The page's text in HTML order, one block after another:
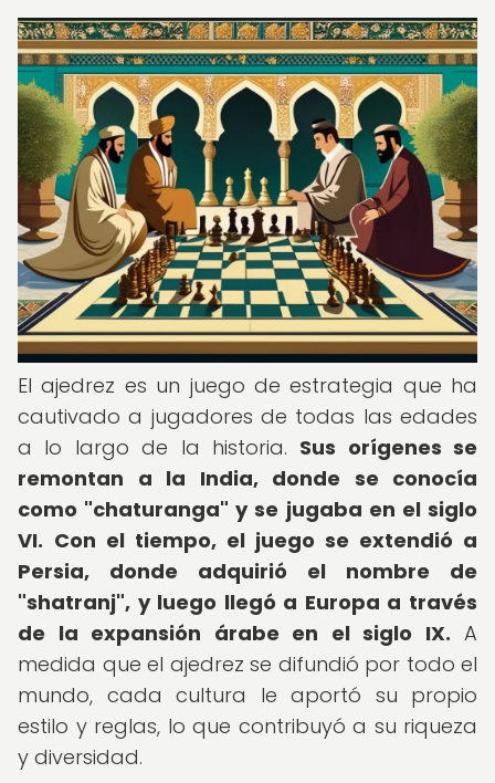
El ajedrez es un juego de estrategia que ha
cautivado a jugadores de todas las edades
a lo largo de la historia. Sus orígenes se
remontan a la India, donde se conocía
como "chaturanga" y se jugaba en el siglo
VI. Con el tiempo, el juego se extendió a
Persia, donde adquirió el nombre de
"shatranj", y luego llegó a Europa a través
de la expansión árabe en el siglo IX. A
medida que el ajedrez se difundió por todo el
mundo, cada cultura le aportó su propio
estilo y reglas, lo que contribuyó a su riqueza
y diversidad.